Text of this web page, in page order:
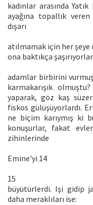
kadınlar arasında
ayağına topallık
dışarı
atılmamak için her şeye
ona baktıkça
adamlar birbirini
karmakarışık
yaparak, göz kaş
fiskos gülüşüyorlardı.
ne biçim karıymış ki
konuşurlar, fakat
zihinlerinde
Emine'yi 14
15
büyütürlerdi. Işi gidip
daha meraklıları ise: